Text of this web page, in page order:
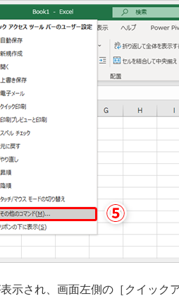
され、画面左側の［クイック